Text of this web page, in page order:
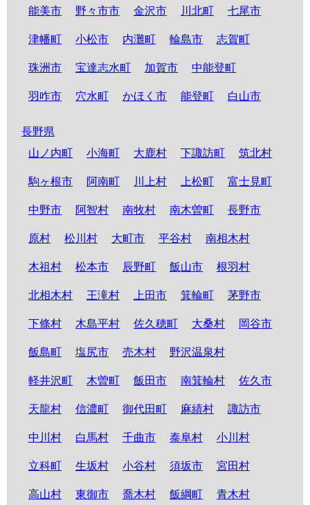
能美市
野々市市 金沢市 川北町 七尾市
津幡町 小松市 内灘町 輪島市 志賀町
珠洲市 宝達志水町 加賀市 中能登町
羽咋市 穴水町 かほく市 能登町 白山市
長野県
山ノ内町
小海町 大鹿村 下諏訪町 筑北村
駒ヶ根市 阿南町 川上村 上松町 富士見町
中野市 阿智村 南牧村 南木曽町 長野市
原村 松川村 大町市 平谷村 南相木村
木祖村 松本市 辰野町 飯山市 根羽村
北相木村 王滝村 上田市 箕輪町 茅野市
下條村 木島平村 佐久穂町 大桑村 岡谷市
飯島町 塩尻市 売木村 野沢温泉村
軽井沢町 木曽町 飯田市 南箕輪村 佐久市
天龍村 信濃町 御代田町 麻績村 諏訪市
中川村 白馬村 千曲市 泰阜村 小川村
立科町 生坂村 小谷村 須坂市 宮田村
高山村 東御市 喬木村 飯綱町 青木村